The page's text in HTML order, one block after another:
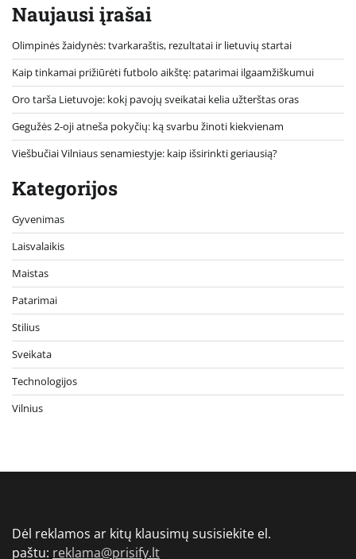
Naujausi įrašai
Olimpinės žaidynės: tvarkaraštis, rezultatai ir lietuvių startai
Kaip tinkamai prižiūrėti futbolo aikštę: patarimai ilgaamžiškumui
Oro tarša Lietuvoje: kokį pavojų sveikatai kelia užterštas oras
Gegužės 2-oji atneša pokyčių: ką svarbu žinoti kiekvienam
Viešbučiai Vilniaus senamiestyje: kaip išsirinkti geriausią?
Kategorijos
Gyvenimas
Laisvalaikis
Maistas
Patarimai
Stilius
Sveikata
Technologijos
Vilnius
Dėl reklamos ar kitų klausimų susisiekite el.
paštu: reklama@prisify.lt